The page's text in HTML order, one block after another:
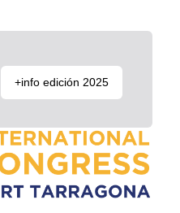
+info edición 2025